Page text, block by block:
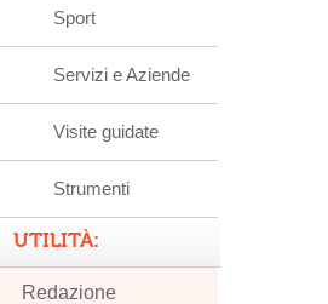
Sport
Servizi e Aziende
Visite guidate
Strumenti
UTILITÀ:
Redazione